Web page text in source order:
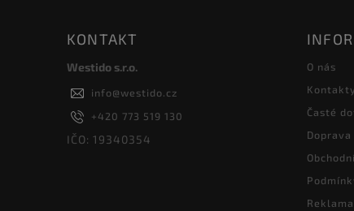
KONTAKT
Westido s.r.o.
info@westido.cz
+420 773 519 130
IČO: 19340354
O nás
Kontakty
Časté